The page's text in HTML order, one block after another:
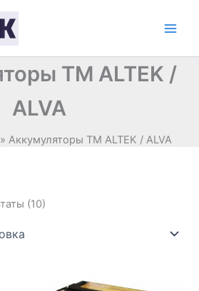
ТМ ALTEK /
ALVA
Аккумуляторы ТМ ALTEK / ALVA
(10)